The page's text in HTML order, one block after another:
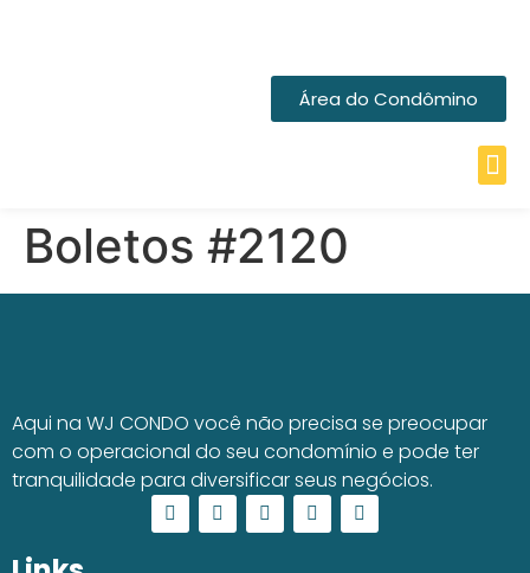
Área do Condômino
Boletos #2120
Aqui na WJ CONDO você não precisa se preocupar
com o operacional do seu condomínio e pode ter
tranquilidade para diversificar seus negócios.